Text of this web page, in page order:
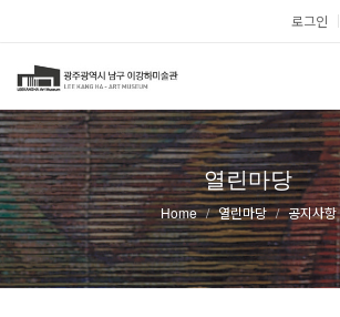
로그인 ｜
열린마당
Home 열린마당 공지사항